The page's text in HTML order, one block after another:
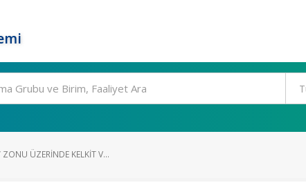
ÜZERINDE KELKIT V...